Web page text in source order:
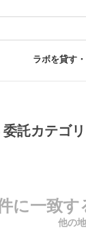
ラボを貸す
託カテゴ
に一致
他の